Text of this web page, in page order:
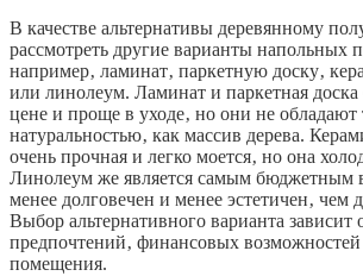
В качестве альтернативы деревянному
рассмотреть другие варианты напольных
например‚ ламинат‚ паркетную доску‚
или линолеум. Ламинат и паркетная
цене и проще в уходе‚ но они не обладают
натуральностью‚ как массив дерева.
очень прочная и легко моется‚ но она
Линолеум же является самым бюджетным
менее долговечен и менее эстетичен‚ чем
Выбор альтернативного варианта
предпочтений‚ финансовых возможностей
помещения.